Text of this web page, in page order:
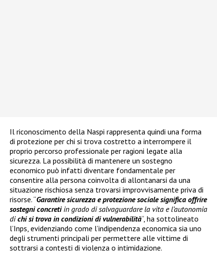
Il riconoscimento della Naspi rappresenta quindi una forma
di protezione per chi si trova costretto a interrompere il
proprio percorso professionale per ragioni legate alla
sicurezza. La possibilità di mantenere un sostegno
economico può infatti diventare fondamentale per
consentire alla persona coinvolta di allontanarsi da una
situazione rischiosa senza trovarsi improvvisamente priva di
risorse. “Garantire sicurezza e protezione sociale significa offrire
sostegni concretiin grado di salvaguardare la vita e l’autonomia
dichi si trova in condizioni di vulnerabilità“, ha sottolineato
l’Inps, evidenziando come l’indipendenza economica sia uno
degli strumenti principali per permettere alle vittime di
sottrarsi a contesti di violenza o intimidazione.